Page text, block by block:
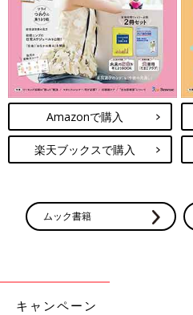
Amazonで購入
楽天ブックスで購入
ムック書籍
キャンペーン